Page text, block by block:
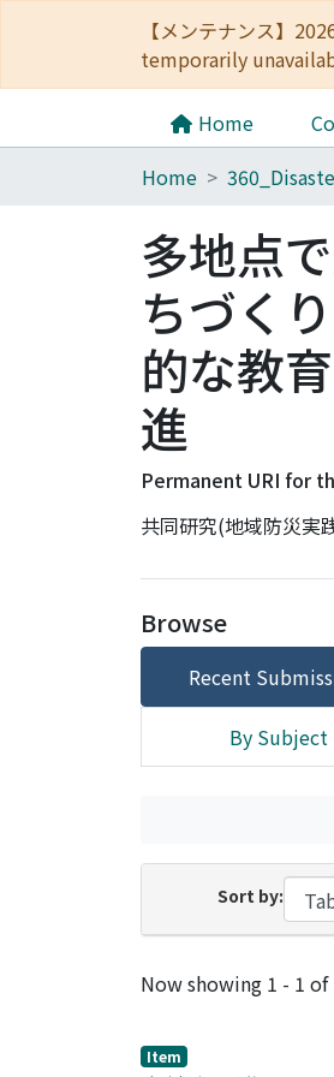
【メンテナンス】
temporarily
Home
Home
多地点
ちづく
的な教
進
Permanent URI for
共同研究(地域防災実
Browse
Recent
By Subject
Sort by:
Recent
Now showing 1 - 1 of
Item